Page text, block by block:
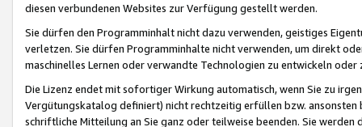
diesen verbundenen Websites zur Verfügung gestellt werden.
Sie dürfen den Programminhalt nicht dazu verwenden, geistiges
verletzen. Sie dürfen Programminhalte nicht verwenden, um direkt
maschinelles Lernen oder verwandte Technologien zu entwickeln
Die Lizenz endet mit sofortiger Wirkung automatisch, wenn Sie zu
Vergütungskatalog definiert) nicht rechtzeitig erfüllen bzw. ansonsten
schriftliche Mitteilung an Sie ganz oder teilweise beenden. Sie werden